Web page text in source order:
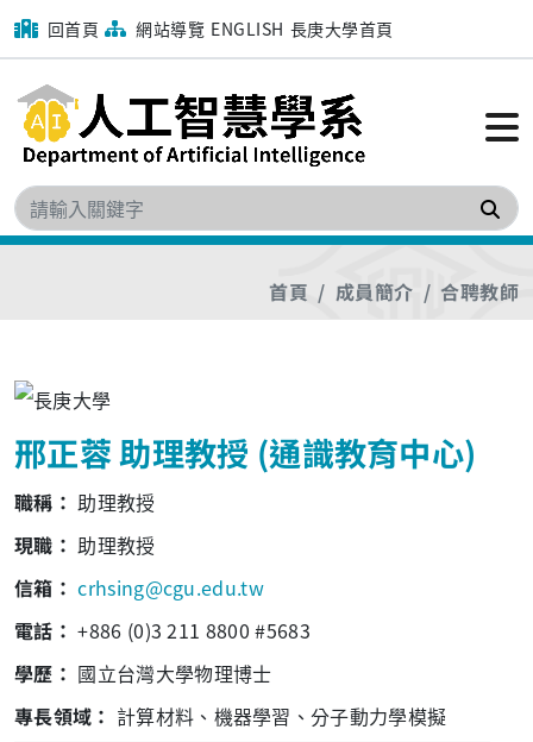
回首頁 網站導覽 ENGLISH 長庚大學首頁
搜
首頁 成員簡介 合聘教師
邢正蓉 助理教授 (通識教育中心)
職稱： 助理教授
現職： 助理教授
信箱： crhsing@cgu.edu.tw
電話： +886 (0)3 211 8800 #5683
學歷： 國立台灣大學物理博士
專長領域： 計算材料、機器學習、分子動力學模擬